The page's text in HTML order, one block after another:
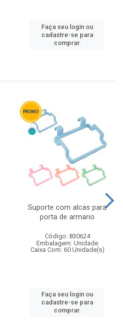
Faça seu login ou
cadastre-se para
comprar.
Suporte com alcas para
porta de armario
Código: 830624
Embalagem: Unidade
Caixa Com: 60 Unidade(s)
Faça seu login ou
cadastre-se para
comprar.